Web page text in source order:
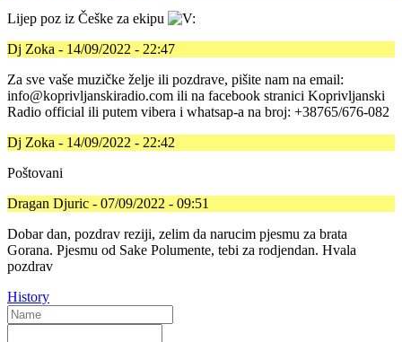
Lijep poz iz Češke za ekipu
Dj Zoka - 14/09/2022 - 22:47
Za sve vaše muzičke želje ili pozdrave, pišite nam na email:
info@koprivljanskiradio.com ili na facebook stranici Koprivljanski
Radio official ili putem vibera i whatsap-a na broj: +38765/676-082
Dj Zoka - 14/09/2022 - 22:42
Poštovani
Dragan Djuric - 07/09/2022 - 09:51
Dobar dan, pozdrav reziji, zelim da narucim pjesmu za brata
Gorana. Pjesmu od Sake Polumente, tebi za rodjendan. Hvala
pozdrav
History